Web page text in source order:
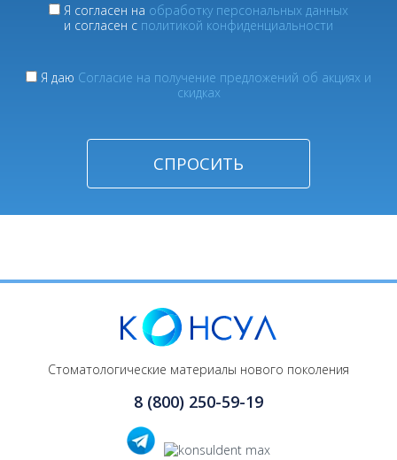
Я согласен на обработку персональных данных
и согласен с политикой конфиденциальности
Я даю Согласие на получение предложений об акциях и
скидках
Стоматологические материалы нового поколения
8 (800) 250-59-19